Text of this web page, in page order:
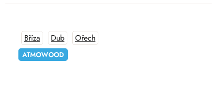
ATMOWOOD
Bříza Dub Ořech